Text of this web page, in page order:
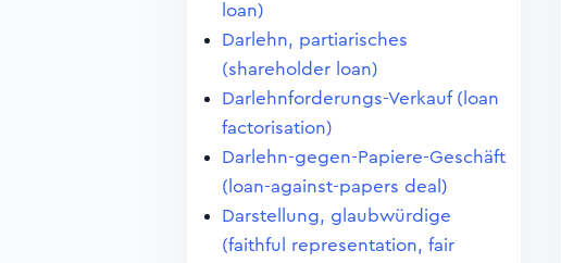
loan)
Darlehn, partiarisches
(shareholder loan)
Darlehnforderungs-Verkauf (loan
factorisation)
Darlehn-gegen-Papiere-Geschäft
(loan-against-papers deal)
Darstellung, glaubwürdige
(faithful representation, fair